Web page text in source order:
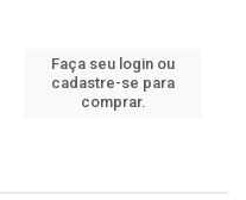
Faça seu login ou
cadastre-se para
comprar.